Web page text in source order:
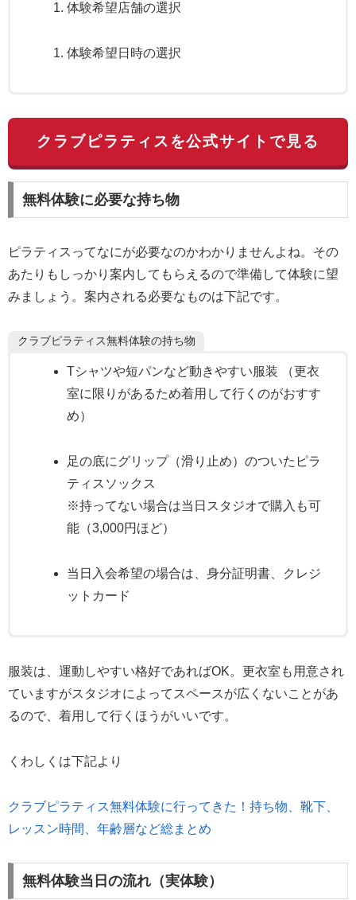
体験希望店舗の選択
体験希望日時の選択
クラブピラティスを公式サイトで見る
無料体験に必要な持ち物
ピラティスってなにが必要なのかわかりませんよね。その
あたりもしっかり案内してもらえるので準備して体験に望
みましょう。案内される必要なものは下記です。
クラブピラティス無料体験の持ち物
Tシャツや短パンなど動きやすい服装 （更衣
室に限りがあるため着用して行くのがおすす
め）
足の底にグリップ（滑り止め）のついたピラ
ティスソックス
※持ってない場合は当日スタジオで購入も可
能（3,000円ほど）
当日入会希望の場合は、身分証明書、クレジ
ットカード
服装は、運動しやすい格好であればOK。更衣室も用意され
ていますがスタジオによってスペースが広くないことがあ
るので、着用して行くほうがいいです。
くわしくは下記より
クラブピラティス無料体験に行ってきた！持ち物、靴下、
レッスン時間、年齢層など総まとめ
無料体験当日の流れ（実体験）